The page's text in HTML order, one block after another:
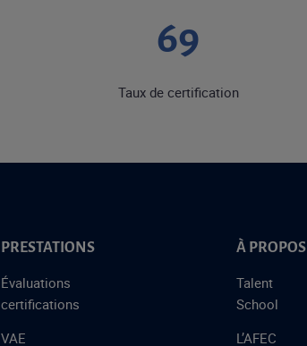
89
Taux de certification
PRESTATIONS
Évaluations
certifications
VAE
À PROPOS
Talent
School
L’AFEC